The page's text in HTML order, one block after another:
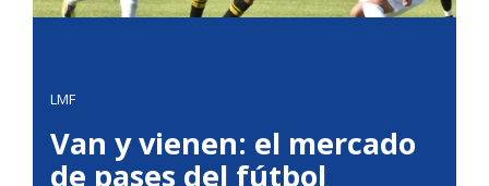
LMF
Van y vienen: el mercado
de pases del fútbol